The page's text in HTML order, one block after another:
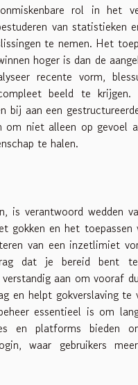
rol in het
van statistieken
te nemen. Het
hoger is dan de
recente vorm,
beeld te krijgen.
bij aan een
om niet alleen op gevoel
te halen.
is verantwoord wedden
gokken en het toepassen
van een inzetlimiet
dat je bereid bent te
aan om vooraf
en helpt gokverslaving te
essentieel is om
en platforms bieden
waar gebruikers